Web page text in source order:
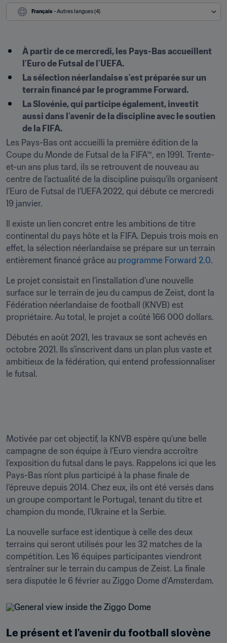
Français - Autres langues (4)
À partir de ce mercredi, les Pays-Bas accueillent
l’Euro de Futsal de l’UEFA.
La sélection néerlandaise s’est préparée sur un
terrain financé par le programme Forward.
La Slovénie, qui participe également, investit
aussi dans l’avenir de la discipline avec le soutien
de la FIFA.
Les Pays-Bas ont accueilli la première édition de la
Coupe du Monde de Futsal de la FIFA™, en 1991. Trente-
et-un ans plus tard, ils se retrouvent de nouveau au
centre de l’actualité de la discipline puisqu’ils organisent
l’Euro de Futsal de l’UEFA 2022, qui débute ce mercredi
19 janvier.
Il existe un lien concret entre les ambitions de titre
continental du pays hôte et la FIFA. Depuis trois mois en
effet, la sélection néerlandaise se prépare sur un terrain
entièrement financé grâce au programme Forward 2.0.
Le projet consistait en l’installation d’une nouvelle
surface sur le terrain de jeu du campus de Zeist, dont la
Fédération néerlandaise de football (KNVB) est
propriétaire. Au total, le projet a coûté 166 000 dollars.
Débutés en août 2021, les travaux se sont achevés en
octobre 2021. Ils s’inscrivent dans un plan plus vaste et
ambitieux de la fédération, qui entend professionnaliser
le futsal.
Motivée par cet objectif, la KNVB espère qu’une belle
campagne de son équipe à l’Euro viendra accroître
l’exposition du futsal dans le pays. Rappelons ici que les
Pays-Bas n’ont plus participé à la phase finale de
l’épreuve depuis 2014. Chez eux, ils ont été versés dans
un groupe comportant le Portugal, tenant du titre et
champion du monde, l’Ukraine et la Serbie.
La nouvelle surface est identique à celle des deux
terrains qui seront utilisés pour les 32 matches de la
compétition. Les 16 équipes participantes viendront
s’entraîner sur le terrain du campus de Zeist. La finale
sera disputée le 6 février au Ziggo Dome d’Amsterdam.
Le présent et l’avenir du football slovène